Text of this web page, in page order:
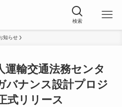
知らせ
運輸交通法務センタ
バナンス設計プロジ
式リリース